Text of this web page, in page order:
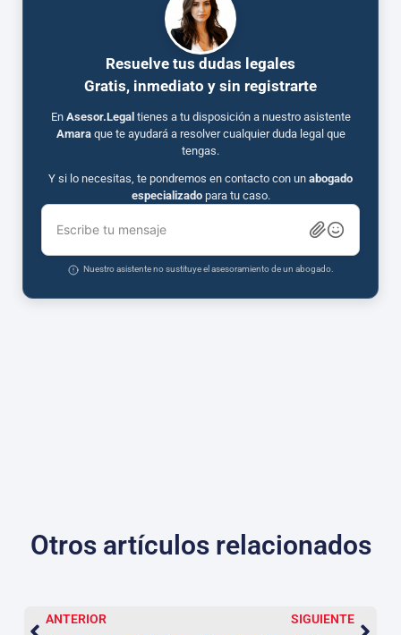
Resuelve tus dudas legales
Gratis, inmediato y sin registrarte
En Asesor.Legal tienes a tu disposición a nuestro asistente
Amaraque te ayudará a resolver cualquier duda legal que
tengas.
Y si lo necesitas, te pondremos en contacto con un abogado
especializadopara tu caso.
Escribe tu mensaje
Nuestro asistente no sustituye el asesoramiento de un abogado.
Otros artículos relacionados
ANTERIOR
SIGUIENTE